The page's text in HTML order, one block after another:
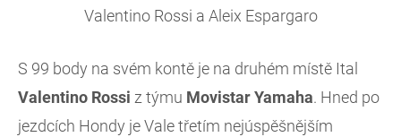
Valentino Rossi a Aleix Espargaro
S 99 body na svém kontě je na druhém místě Ital
Valentino Rossi z týmu MovistarYamaha. Hned po
jezdcích Hondy je Vale třetím nejúspěšnějším